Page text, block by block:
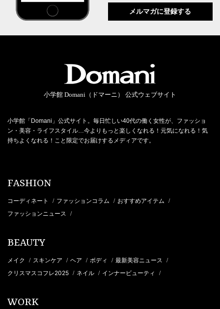
メルマガに登録する
小学館 Domani（ドマーニ） 公式ウェブサイト
小学館「Domani」公式サイト。毎日忙しい40代の働く女性が、ファッショ
ン・美容・ライフスタイル…今よりもっと楽しくなれる！元気になれる！気
持ちよくなれる！こと限定でお届けするメディアです。
FASHION
コーディネート / ファッションコラム / おすすめアイテム /
ファッションニュース /
BEAUTY
メイク / スキンケア / ヘア / ボディ / 最新美容ニュース /
クリスマスコフレ2025 / ネイル / インナービューティ /
WORK